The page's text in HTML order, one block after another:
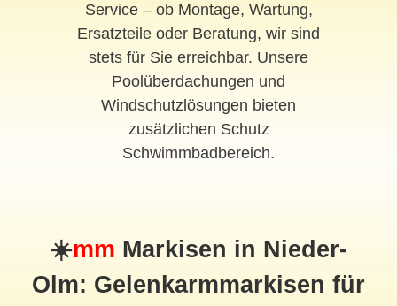
Service – ob Montage, Wartung,
Ersatzteile oder Beratung, wir sind
stets für Sie erreichbar. Unsere
Poolüberdachungen und
Windschutzlösungen bieten
zusätzlichen Schutz
Schwimmbadbereich.
☀️mm Markisen in Nieder-
Olm: Gelenkarmmarkisen für